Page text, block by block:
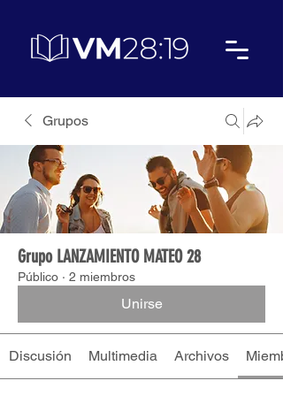
Grupos
Grupo LANZAMIENTO MATEO 28
Público · 2 miembros
Unirse
Discusión Multimedia Archivos